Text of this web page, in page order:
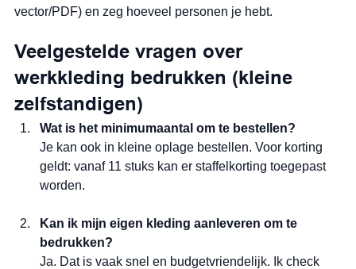
vector/PDF) en zeg hoeveel personen je hebt.
Veelgestelde vragen over
werkkleding bedrukken (kleine
zelfstandigen)
Wat is het minimumaantal om te bestellen?
Je kan ook in kleine oplage bestellen. Voor korting
geldt: vanaf 11 stuks kan er staffelkorting toegepast
worden.
Kan ik mijn eigen kleding aanleveren om te
bedrukken?
Ja. Dat is vaak snel en budgetvriendelijk. Ik check